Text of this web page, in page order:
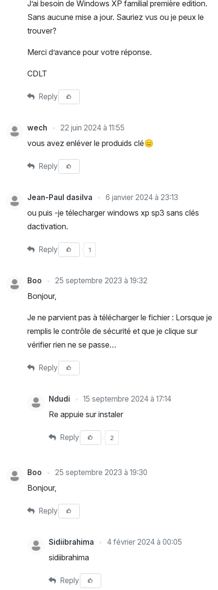
J’ai besoin de Windows XP familial première edition.
Sans aucune mise a jour. Sauriez vus ou je peux le
trouver?
Merci d’avance pour votre réponse.
CDLT
Reply
wech 22 juin 2024 à 11:55
vous avez enléver le produids clé😑
Reply
Jean-Paul dasilva 6 janvier 2024 à 23:13
ou puis -je télecharger windows xp sp3 sans clés
dactivation.
Reply 1
Boo 25 septembre 2023 à 19:32
Bonjour,
Je ne parvient pas à télécharger le fichier : Lorsque je
remplis le contrôle de sécurité et que je clique sur
vérifier rien ne se passe…
Reply
Ndudi 15 septembre 2024 à 17:14
Re appuie sur instaler
Reply 2
Boo 25 septembre 2023 à 19:30
Bonjour,
Reply
Sidiibrahima 4 février 2024 à 00:05
sidiibrahima
Reply